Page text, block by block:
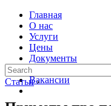
Главная
О нас
Услуги
Цены
Документы
Контакты
Вакансии
Статьи ›